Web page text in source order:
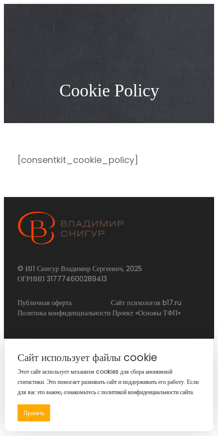
Cookie Policy
[consentkit_cookie_policy]
© ИП Снигур Владимир Сергеевич, 2025
ОГРНИП 317774600289413
Публичная оферта
Политика конфиденциальности
Сайт психологов b17.ru
Проект «Основы ТФП»
Сайт использует файлы cookie
Этот сайт использует механизм cookies для сбора анонимной
статистики. Это помогает развивать сайт и поддерживать его работу. Если
для вас это важно, ознакомьтесь с политикой конфиденциальности сайта.
Принять